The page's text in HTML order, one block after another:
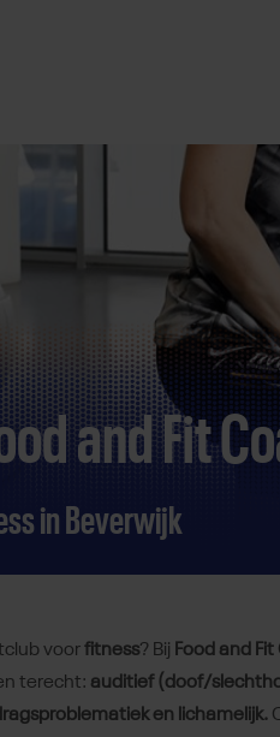
and Fit
in Beverwijk
voorfitness? Bij Food and
terecht: auditief (doof/
en lichamelijk.